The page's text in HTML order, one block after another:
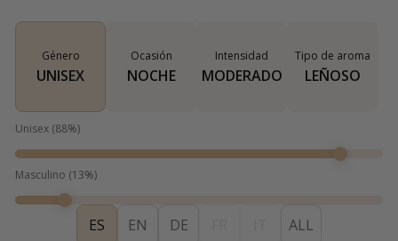
Género
UNISEX
Ocasión
NOCHE
Intensidad
MODERADO
Tipo de aroma
LEÑOSO
Unisex (88%)
Masculino (13%)
ES EN DE ALL